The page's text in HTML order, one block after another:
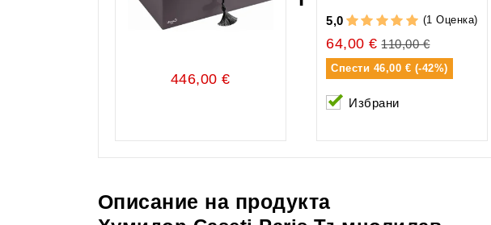
446,00 €
5,0 (1 Оценка)
64,00 € 110,00 €
Спести 46,00 € (-42%)
Избрани
Описание на продукта